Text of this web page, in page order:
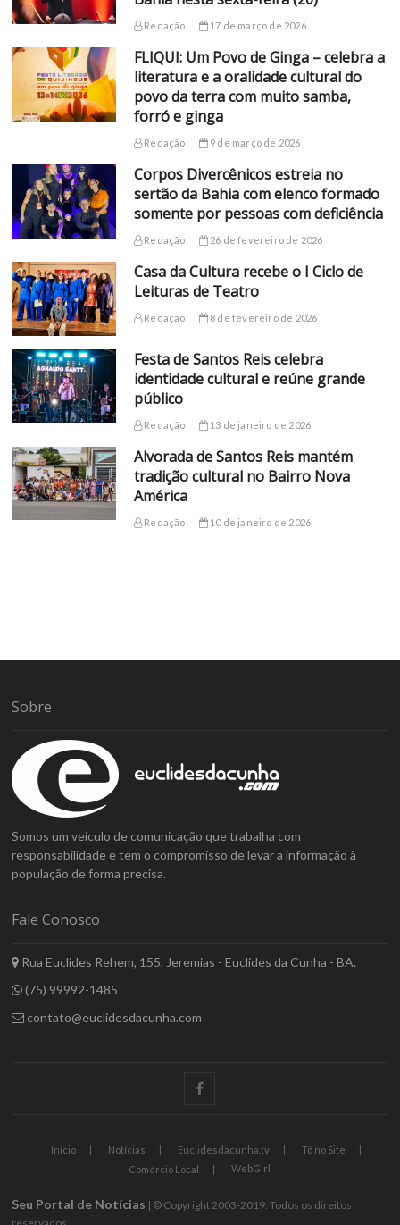
Redação 17 de março de 2026
FLIQUI: Um Povo de Ginga – celebra a
literatura e a oralidade cultural do
povo da terra com muito samba,
forró e ginga
Redação 9 de março de 2026
Corpos Divercênicos estreia no
sertão da Bahia com elenco formado
somente por pessoas com deficiência
Redação 26 de fevereiro de 2026
Casa da Cultura recebe o I Ciclo de
Leituras de Teatro
Redação 8 de fevereiro de 2026
Festa de Santos Reis celebra
identidade cultural e reúne grande
público
Redação 13 de janeiro de 2026
Alvorada de Santos Reis mantém
tradição cultural no Bairro Nova
América
Redação 10 de janeiro de 2026
Sobre
Somos um veículo de comunicação que trabalha com
responsabilidade e tem o compromisso de levar a informação à
população de forma precisa.
Fale Conosco
Rua Euclides Rehem, 155. Jeremias - Euclides da Cunha - BA.
(75) 99992-1485
contato@euclidesdacunha.com
facebook
Início Notícias Euclidesdacunha.tv
Tô no Site
Comércio Local
WebGirl
Seu Portal de Notícias | © Copyright 2003-2019. Todos os direitos